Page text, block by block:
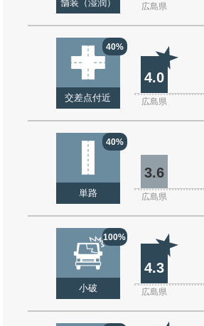
舗装（湿潤） 広島県
40%
交差点付近
4.0
広島県
40%
単路
3.6
広島県
100%
小破
4.3
広島県